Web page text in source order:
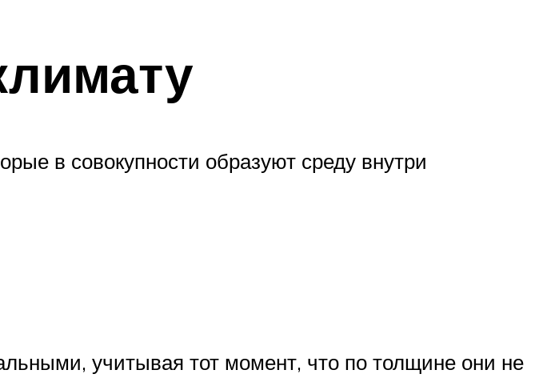
в совокупности образуют среду внутри
учитывая тот момент, что по толщине они не